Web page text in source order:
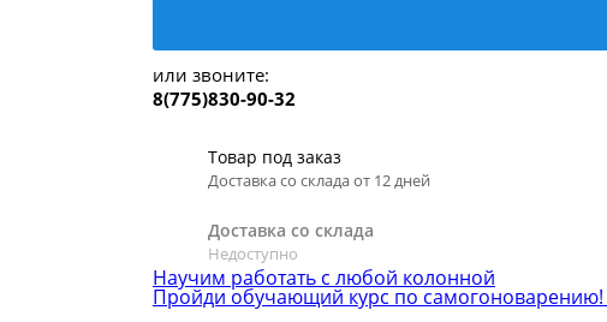
или звоните:
8(775)830-90-32
Товар под заказ
Доставка со склада от 12 дней
Доставка со склада
Недоступно
Научим работать с любой колонной
Пройди обучающий курс по самогоноварению!